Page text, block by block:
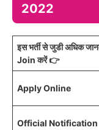
2022
इस भर्ती से जुडी अधिक
Join करें 👉
Apply Online
Official Notification